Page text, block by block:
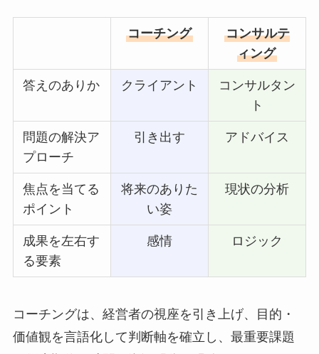
コーチング
コンサルテ
ィング
答えのありか クライアント
コンサルタン
ト
問題の解決ア
プローチ
引き出す アドバイス
焦点を当てる
ポイント
将来のありた
い姿
現状の分析
成果を左右す
る要素
感情 ロジック
コーチングは、経営者の視座を引き上げ、目的・
価値観を言語化して判断軸を確立し、最重要課題